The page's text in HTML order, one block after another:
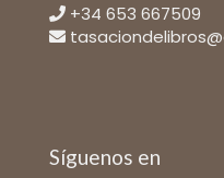
+34 653 667509
Síguenos en